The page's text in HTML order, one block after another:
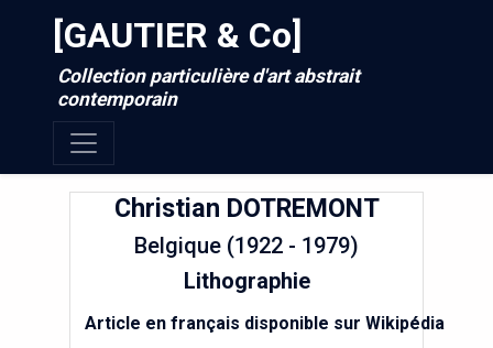
[GAUTIER & Co]
Collection particulière d'art abstrait
contemporain
Christian DOTREMONT
Belgique (1922 - 1979)
Lithographie
Article en français disponible sur Wikipédia